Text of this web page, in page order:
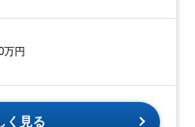
万円
く見る